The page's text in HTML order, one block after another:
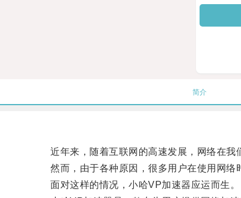
简介
近年来，随着互联网的高速发展，网络在我
然而，由于各种原因，很多用户在使用网络
面对这样的情况，小哈VP加速器应运而生。